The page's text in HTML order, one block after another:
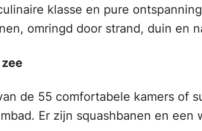
klasse en pure
omringd door strand, duin en
de 55 comfortabele kamers of
Er zijn squashbanen en